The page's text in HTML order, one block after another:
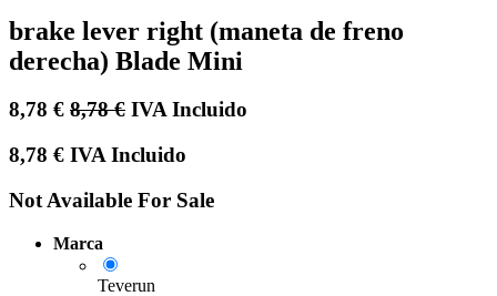
brake lever right (maneta de freno
derecha) Blade Mini
8,78 € 8,78€ IVA Incluido
8,78 € IVA Incluido
Not Available For Sale
Marca
Teverun